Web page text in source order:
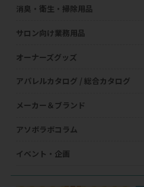
消臭・衛生・掃除用品
サロン向け業務用品
オーナーズグッズ
アパレルカタログ / 総合カタログ
メーカー＆ブランド
アソボラボコラム
イベント・企画